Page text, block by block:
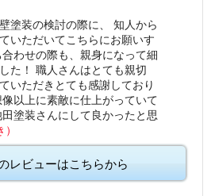
塗装の検討の際に、
知人から
いただいてこちらにお願いす
わせの際も、親身になって細
た！ 職人さんはとても親切
いただきとても感謝しており
以上に素敵に仕上がっていて
塗装さんにして良かったと思
レビューはこちらから